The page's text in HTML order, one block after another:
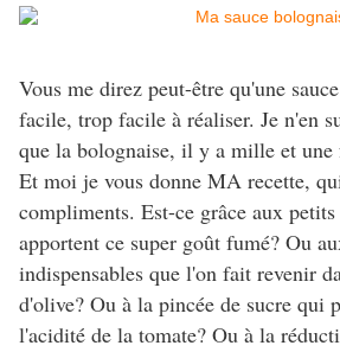
Vous me direz peut-être qu'une
facile, trop facile à réaliser. Je n'en
que la bolognaise, il y a mille et une
Et moi je vous donne MA recette,
compliments. Est-ce grâce aux
apportent ce super goût fumé? Ou
indispensables que l'on fait revenir
d'olive? Ou à la pincée de sucre qui
l'acidité de la tomate? Ou à la